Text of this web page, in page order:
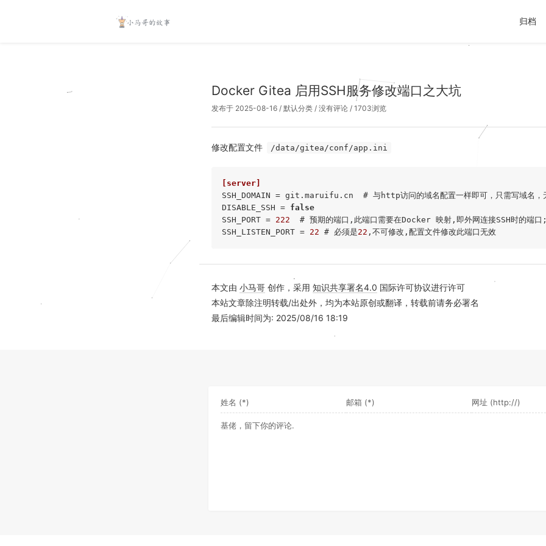
归档
Docker Gitea 启用SSH服务修改端口之大坑
发布于 2025-08-16 / 默认分类 / 没有评论 / 1703浏览
修改配置文件 /data/gitea/conf/app.ini
[server]
SSH_DOMAIN = git.maruifu.cn  # 与http访问的域名配置一样即可，只需写域名，
DISABLE_SSH = false
SSH_PORT = 222
# 预期的端口,此端口需要在Docker 映射,即外网连接SSH时的端口
SSH_LISTEN_PORT = 22 # 必须是22 ,不可修改,配置文件修改此端口无效
本文由 小马哥 创作，采用 知识共享署名4.0 国际许可协议进行许可
本站文章除注明转载/出处外，均为本站原创或翻译，转载前请务必署名
最后编辑时间为: 2025/08/16 18:19